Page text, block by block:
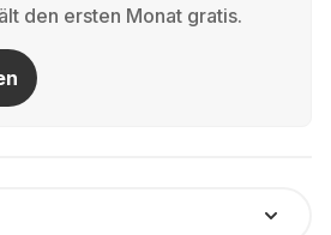
den ersten Monat gratis.